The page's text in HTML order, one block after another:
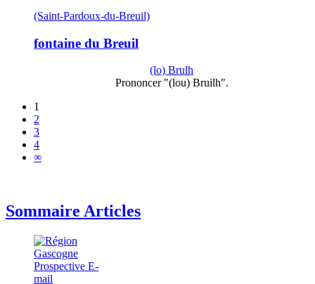
(Saint-Pardoux-du-Breuil)
fontaine du Breuil
(lo) Brulh
Prononcer "(lou) Bruilh".
1
2
3
4
∞
Sommaire Articles